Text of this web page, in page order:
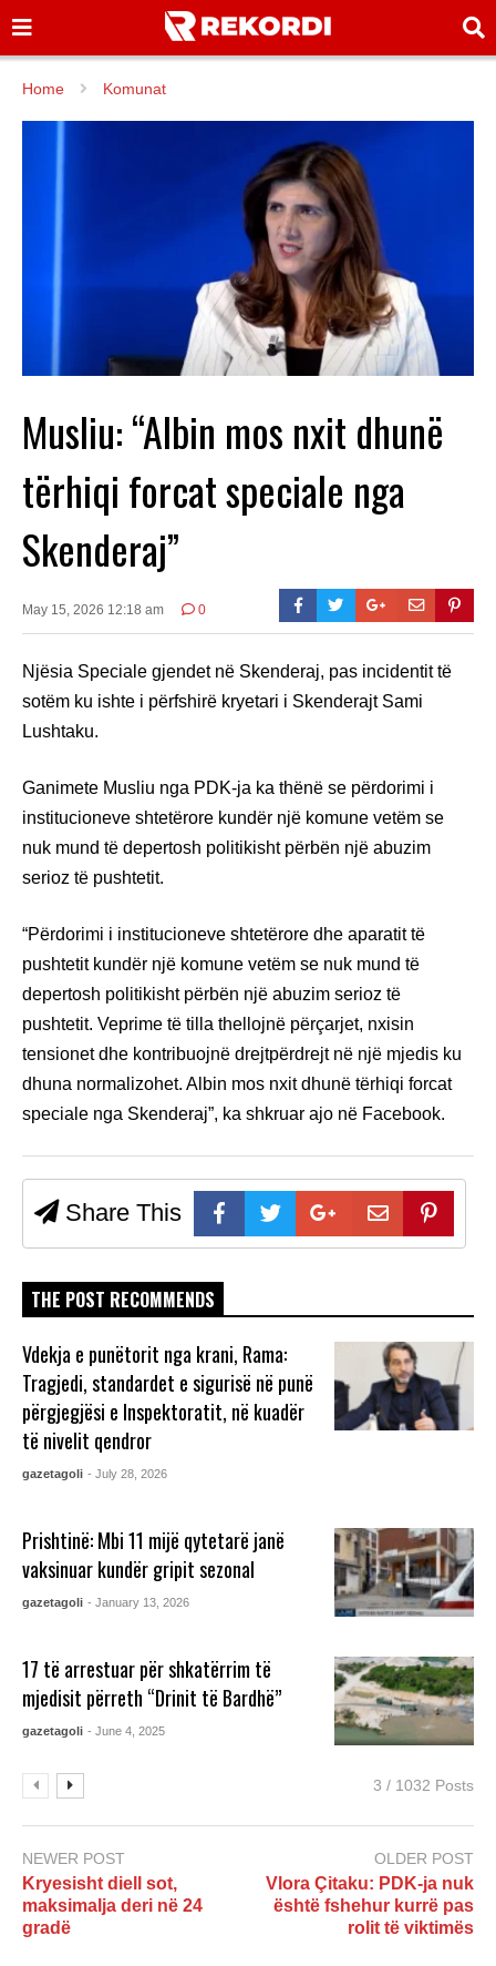
Home Komunat
Musliu: “Albin mos nxit dhunë
tërhiqi forcat speciale nga
Skenderaj”
May 15, 2026 12:18 am 0
Njësia Speciale gjendet në Skenderaj, pas incidentit të
sotëm ku ishte i përfshirë kryetari i Skenderajt Sami
Lushtaku.
Ganimete Musliu nga PDK-ja ka thënë se përdorimi i
institucioneve shtetërore kundër një komune vetëm se
nuk mund të depertosh politikisht përbën një abuzim
serioz të pushtetit.
“Përdorimi i institucioneve shtetërore dhe aparatit të
pushtetit kundër një komune vetëm se nuk mund të
depertosh politikisht përbën një abuzim serioz të
pushtetit. Veprime të tilla thellojnë përçarjet, nxisin
tensionet dhe kontribuojnë drejtpërdrejt në një mjedis ku
dhuna normalizohet. Albin mos nxit dhunë tërhiqi forcat
speciale nga Skenderaj”, ka shkruar ajo në Facebook.
Share This
THE POST RECOMMENDS
Vdekja e punëtorit nga krani, Rama:
Tragjedi, standardet e sigurisë në punë
përgjegjësi e Inspektoratit, në kuadër
të nivelit qendror
gazetagoli - July 28, 2026
Prishtinë: Mbi 11 mijë qytetarë janë
vaksinuar kundër gripit sezonal
gazetagoli - January 13, 2026
17 të arrestuar për shkatërrim të
mjedisit përreth “Drinit të Bardhë”
gazetagoli - June 4, 2025
3 / 1032 Posts
NEWER POST
Kryesisht diell sot,
maksimalja deri në 24
gradë
OLDER POST
Vlora Çitaku: PDK-ja nuk
është fshehur kurrë pas
rolit të viktimës